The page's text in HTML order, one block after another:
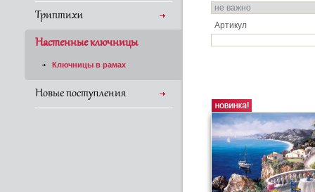
Триптихи
Настенные ключницы
Ключницы в рамах
Новые поступления
Артикул